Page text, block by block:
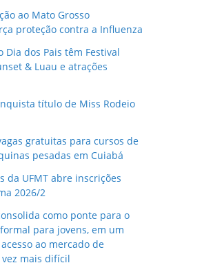
ao Mato Grosso
proteção contra a Influenza
Dia dos Pais têm Festival
& Luau e atrações
título de Miss Rodeio
gratuitas para cursos de
pesadas em Cuiabá
da UFMT abre inscrições
2026/2
como ponte para o
para jovens, em um
ao mercado de
mais difícil